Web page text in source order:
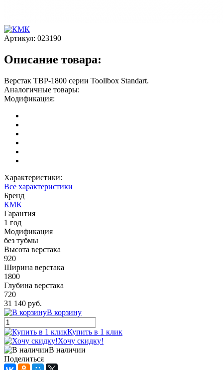
Артикул: 023190
Описание товара:
Верстак TBP-1800 серии Toollbox Standart.
Аналогичные товары:
Модификация:
Характеристики:
Все характеристики
Бренд
КМК
Гарантия
1 год
Модификация
без тубмы
Высота верстака
920
Ширина верстака
1800
Глубина верстака
720
31 140 руб.
В корзину
Купить в 1 клик
Хочу скидку!
В наличии
Поделиться